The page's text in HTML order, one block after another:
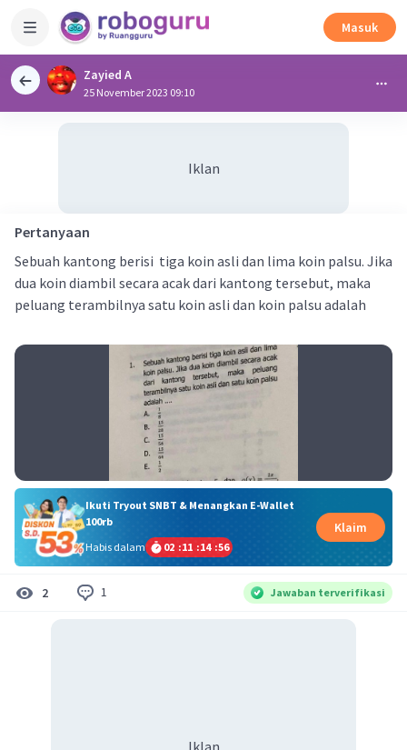
Masuk
Zayied A
25 November 2023 09:10
Iklan
Pertanyaan
Sebuah kantong berisi tiga koin asli dan lima koin palsu. Jika
dua koin diambil secara acak dari kantong tersebut, maka
peluang terambilnya satu koin asli dan koin palsu adalah
Ikuti Tryout SNBT & Menangkan E-Wallet
100rb
Habis dalam
02 :11 :14 :56
Klaim
2 1 Jawaban terverifikasi
Iklan